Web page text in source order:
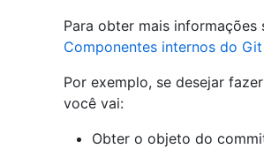
Para obter mais
Componentes internos do Git
Por exemplo, se desejar
você vai:
Obter o objeto do